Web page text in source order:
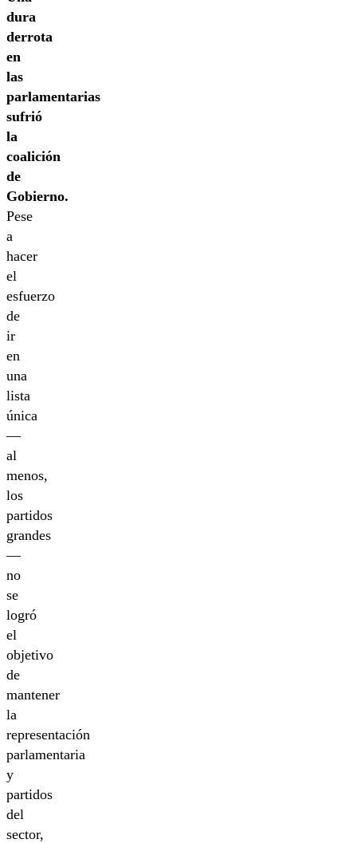
dura
derrota
en
las
parlamentarias
sufrió
la
coalición
de
Gobierno.
Pese
a
hacer
el
esfuerzo
de
ir
en
una
lista
única
—
al
menos,
los
partidos
grandes
—
no
se
logró
el
objetivo
de
mantener
la
representación
parlamentaria
y
partidos
del
sector,